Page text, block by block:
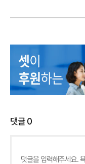
댓글0